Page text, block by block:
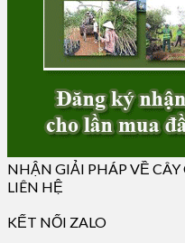
NHẬN GIẢI PHÁP VỀ
LIÊN HỆ
KẾT NỐI ZALO